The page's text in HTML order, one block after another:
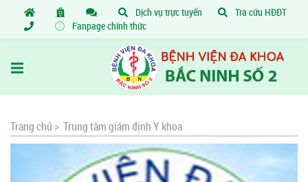
Dịch vụ trực tuyến
Tra cứu HĐĐT
Fanpage chính thức
Trang chủ > Trung tâm giám định Y khoa